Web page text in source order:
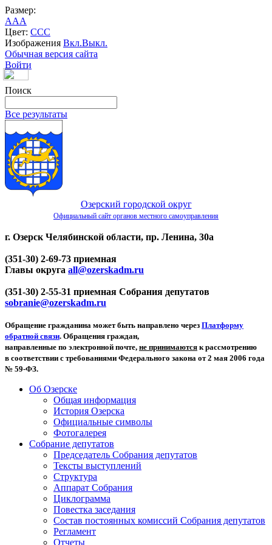
Размер:
AAA
Цвет: CCC
Изображения Вкл.Выкл.
Обычная версия сайта
Войти
Поиск
Все результаты
Озерский городской округ
Официальный сайт органов местного самоуправления
г. Озерск Челябинской области, пр. Ленина, 30а
(351-30) 2-69-73 приемная
Главы округа all@ozerskadm.ru
(351-30) 2-55-31 приемная Собрания депутатов
sobranie@ozerskadm.ru
Обращение гражданина может быть направлено через Платформу
обратной связи. Обращения граждан,
направленные по электронной почте, не принимаются к рассмотрению
в соответствии с требованиями Федерального закона от 2 мая 2006 года
№ 59-ФЗ.
Об Озерске
Общая информация
История Озерска
Официальные символы
Фотогалерея
Собрание депутатов
Председатель Собрания депутатов
Тексты выступлений
Структура
Аппарат Собрания
Циклограмма
Повестка заседания
Состав постоянных комиссий Собрания депутатов
Регламент
Отчеты